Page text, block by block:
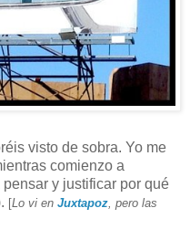
visto de sobra. Yo me
comienzo a
y justificar por qué
[Lo vi en Juxtapoz , pero las